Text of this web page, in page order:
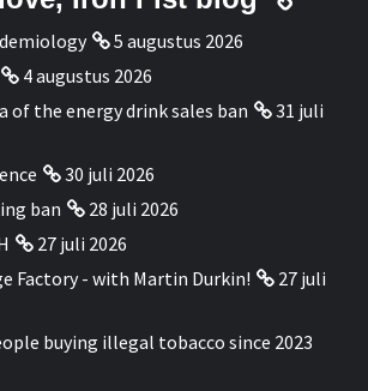
5 augustus 2026
4 augustus 2026
of the energy drink sales ban
31 juli
30 juli 2026
ban
28 juli 2026
27 juli 2026
Factory - with Martin Durkin!
27 juli
buying illegal tobacco since 2023